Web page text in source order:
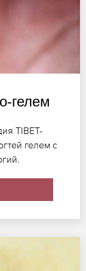
гелем
TIBET-
гелем с